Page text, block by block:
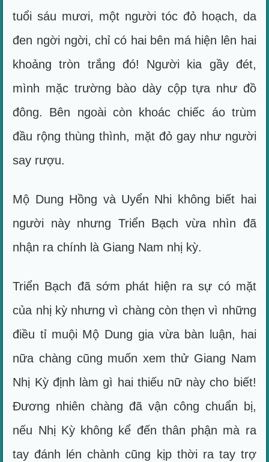
tuổi sáu mươi, một người tóc đỏ hoạch, da
đen ngời ngời, chỉ có hai bên má hiện lên hai
khoảng tròn trắng đó! Người kia gầy đét,
mình mặc trường bào dày cộp tựa như đồ
đông. Bên ngoài còn khoác chiếc áo trùm
đầu rộng thùng thình, mặt đỏ gay như người
say rượu.
Mộ Dung Hồng và Uyển Nhi không biết hai
người này nhưng Triển Bạch vừa nhìn đã
nhận ra chính là Giang Nam nhị kỳ.
Triển Bạch đã sớm phát hiện ra sự có mặt
của nhị kỳ nhưng vì chàng còn thẹn vì những
điều tỉ muội Mộ Dung gia vừa bàn luận, hai
nữa chàng cũng muốn xem thử Giang Nam
Nhị Kỳ định làm gì hai thiếu nữ này cho biết!
Đương nhiên chàng đã vận công chuẩn bị,
nếu Nhị Kỳ không kể đến thân phận mà ra
tay đánh lén chành cũng kịp thời ra tay trợ